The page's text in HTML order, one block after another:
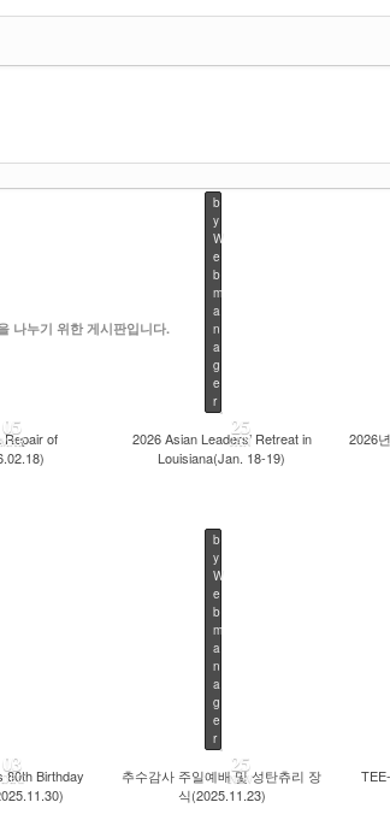
나누기 위한 게시판입니다.
05
MAR
Repair of
25
JAN
b
y
W
e
b
m
a
n
a
g
e
r
2026 Asian Leaders’ Retreat in
Louisiana(Jan. 18-19)
2026
03
DEC
80th Birthday
25
NOV
b
y
W
e
b
m
a
n
a
g
e
r
추수감사 주일예배 및 성탄츄리 장
식(2025.11.23)